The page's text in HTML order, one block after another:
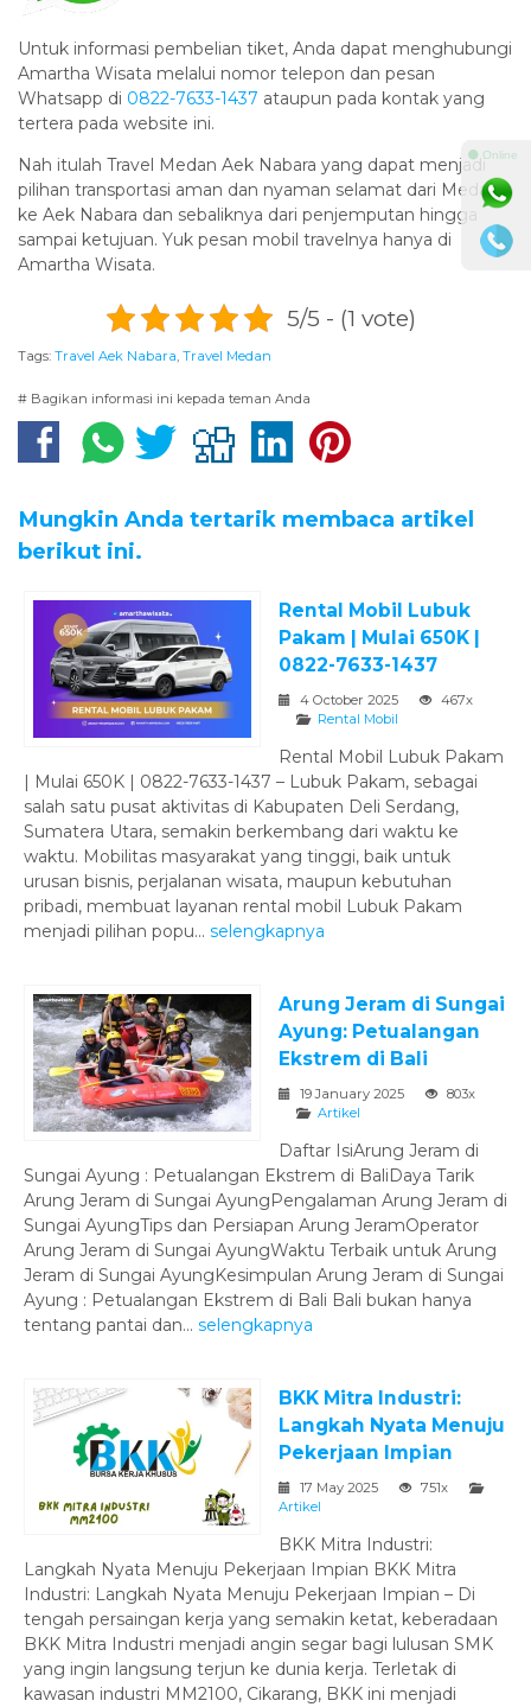
Untuk informasi pembelian tiket, Anda dapat menghubungi
Amartha Wisata melalui nomor telepon dan pesan
Whatsapp di 0822-7633-1437 ataupun pada kontak yang
tertera pada website ini.
Nah itulah Travel Medan Aek Nabara yang dapat menjadi
pilihan transportasi aman dan nyaman selamat dari Medan
ke Aek Nabara dan sebaliknya dari penjemputan hingga
sampai ketujuan. Yuk pesan mobil travelnya hanya di
Amartha Wisata.
5/5 - (1 vote)
Tags: Travel Aek Nabara, Travel Medan
# Bagikan informasi ini kepada teman Anda
Mungkin Anda tertarik membaca artikel
berikut ini.
Rental Mobil Lubuk
Pakam | Mulai 650K |
0822-7633-1437
4 October 2025
467x
Rental Mobil
Rental Mobil Lubuk Pakam
| Mulai 650K | 0822-7633-1437 – Lubuk Pakam, sebagai
salah satu pusat aktivitas di Kabupaten Deli Serdang,
Sumatera Utara, semakin berkembang dari waktu ke
waktu. Mobilitas masyarakat yang tinggi, baik untuk
urusan bisnis, perjalanan wisata, maupun kebutuhan
pribadi, membuat layanan rental mobil Lubuk Pakam
menjadi pilihan popu... selengkapnya
Arung Jeram di Sungai
Ayung: Petualangan
Ekstrem di Bali
19 January 2025
803x
Artikel
Daftar IsiArung Jeram di
Sungai Ayung : Petualangan Ekstrem di BaliDaya Tarik
Arung Jeram di Sungai AyungPengalaman Arung Jeram di
Sungai AyungTips dan Persiapan Arung JeramOperator
Arung Jeram di Sungai AyungWaktu Terbaik untuk Arung
Jeram di Sungai AyungKesimpulan Arung Jeram di Sungai
Ayung : Petualangan Ekstrem di Bali Bali bukan hanya
tentang pantai dan... selengkapnya
BKK Mitra Industri:
Langkah Nyata Menuju
Pekerjaan Impian
17 May 2025
751x
Artikel
BKK Mitra Industri:
Langkah Nyata Menuju Pekerjaan Impian BKK Mitra
Industri: Langkah Nyata Menuju Pekerjaan Impian – Di
tengah persaingan kerja yang semakin ketat, keberadaan
BKK Mitra Industri menjadi angin segar bagi lulusan SMK
yang ingin langsung terjun ke dunia kerja. Terletak di
kawasan industri MM2100, Cikarang, BKK ini menjadi
⚫ Online